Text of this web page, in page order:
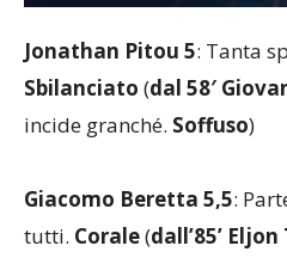
Jonathan Pitou 5: Tanta
Sbilanciato (dal 58′
incide granché. Soffuso)
Giacomo Beretta 5,5:
tutti. Corale(dall’85’